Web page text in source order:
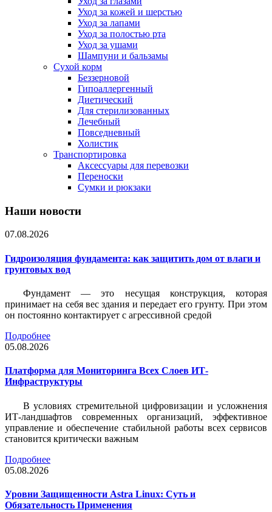
Уход за кожей и шерстью
Уход за лапами
Уход за полостью рта
Уход за ушами
Шампуни и бальзамы
Сухой корм
Беззерновой
Гипоаллергенный
Диетический
Для стерилизованных
Лечебный
Повседневный
Холистик
Транспортировка
Аксессуары для перевозки
Переноски
Сумки и рюкзаки
Наши новости
07.08.2026
Гидроизоляция фундамента: как защитить дом от влаги и
грунтовых вод
Фундамент — это несущая конструкция, которая
принимает на себя вес здания и передает его грунту. При этом
он постоянно контактирует с агрессивной средой
Подробнее
05.08.2026
Платформа для Мониторинга Всех Слоев ИТ-
Инфраструктуры
В условиях стремительной цифровизации и усложнения
ИТ-ландшафтов современных организаций, эффективное
управление и обеспечение стабильной работы всех сервисов
становится критически важным
Подробнее
05.08.2026
Уровни Защищенности Astra Linux: Суть и
Обязательность Применения